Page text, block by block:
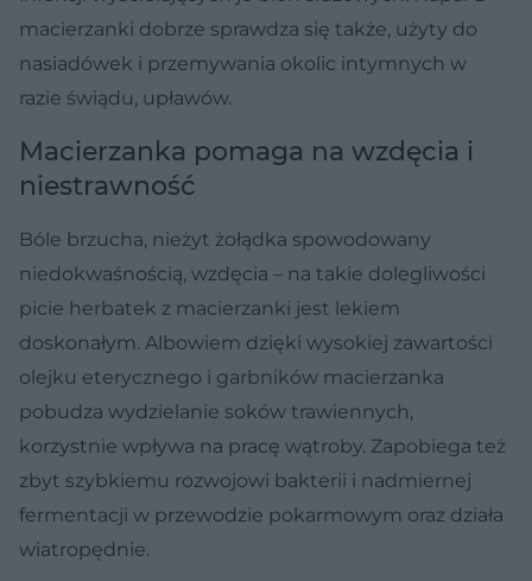
macierzanki dobrze sprawdza się także, użyty do
nasiadówek i przemywania okolic intymnych w
razie świądu, upławów.
Macierzanka pomaga na wzdęcia i
niestrawność
Bóle brzucha, nieżyt żołądka spowodowany
niedokwaśnością, wzdęcia – na takie dolegliwości
picie herbatek z macierzanki jest lekiem
doskonałym. Albowiem dzięki wysokiej zawartości
olejku eterycznego i garbników macierzanka
pobudza wydzielanie soków trawiennych,
korzystnie wpływa na pracę wątroby. Zapobiega też
zbyt szybkiemu rozwojowi bakterii i nadmiernej
fermentacji w przewodzie pokarmowym oraz działa
wiatropędnie.